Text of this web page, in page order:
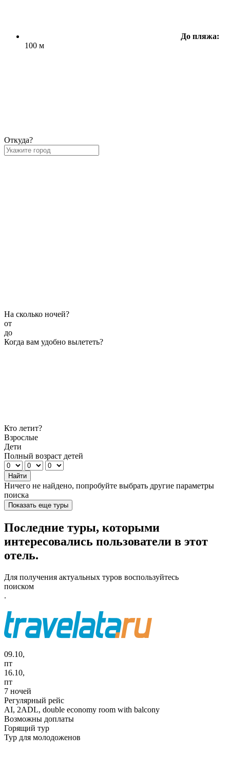
До пляжа:
100 м
Откуда?
На сколько ночей?
от
до
Когда вам удобно вылететь?
Кто летит?
Взрослые
Дети
Полный возраст детей
Найти
Ничего не найдено, попробуйте выбрать другие параметры
поиска
Показать еще туры
Последние туры, которыми
интересовались пользователи в этот
отель.
Для получения актуальных туров воспользуйтесь
поиском
.
09.10,
пт
16.10,
пт
7 ночей
Регулярный рейс
AI, 2ADL, double economy room with balcony
Возможны доплаты
Горящий тур
Тур для молодоженов